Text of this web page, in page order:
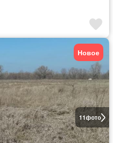
11фото
Новое